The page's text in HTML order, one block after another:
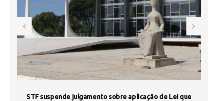
STF suspende julgamento sobre aplicação de Lei que